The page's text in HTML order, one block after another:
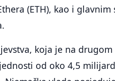
(ETH), kao i
koja je na drugom
od oko 4,5